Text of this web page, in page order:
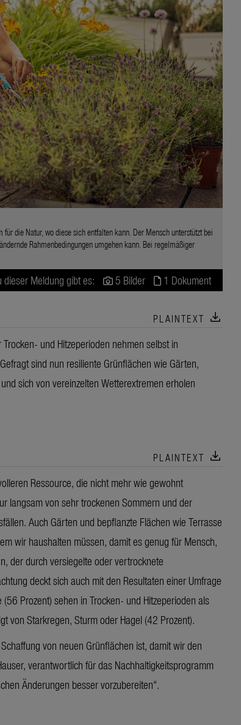
die Natur, wo diese sich entfalten kann. Der Mensch unterstützt bei
Rahmenbedingungen umgehen kann. Bei regelmäßiger
dieser Meldung gibt es: 5 Bilder 1 Dokument
PLAINTEXT download
und Hitzeperioden nehmen selbst in
sind nun resiliente Grünflächen wie Gärten,
sich von vereinzelten Wetterextremen erholen
PLAINTEXT download
Ressource, die nicht mehr wie gewohnt
langsam von sehr trockenen Sommern und der
Auch Gärten und bepflanzte Flächen wie Terrasse
wir haushalten müssen, damit es genug für Mensch,
der durch versiegelte oder vertrocknete
deckt sich auch mit den Resultaten einer Umfrage
(56 Prozent) sehen in Trocken- und Hitzeperioden als
von Starkregen, Sturm oder Hagel (42 Prozent).
von neuen Grünflächen ist, damit wir den
verantwortlich für das Nachhaltigkeitsprogramm
Änderungen besser vorzubereiten“.